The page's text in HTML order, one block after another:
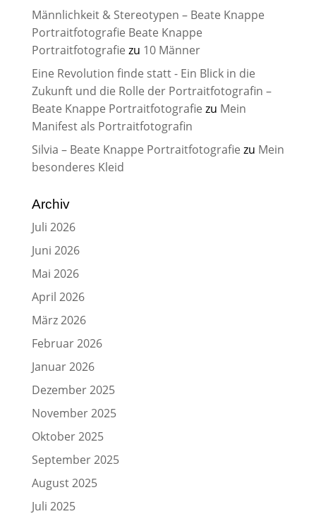
Männlichkeit & Stereotypen – Beate Knappe
Portraitfotografie Beate Knappe
Portraitfotografie zu 10 Männer
Eine Revolution finde statt - Ein Blick in die
Zukunft und die Rolle der Portraitfotografin –
Beate Knappe Portraitfotografie zu Mein
Manifest als Portraitfotografin
Silvia – Beate Knappe Portraitfotografie zu Mein
besonderes Kleid
Archiv
Juli 2026
Juni 2026
Mai 2026
April 2026
März 2026
Februar 2026
Januar 2026
Dezember 2025
November 2025
Oktober 2025
September 2025
August 2025
Juli 2025